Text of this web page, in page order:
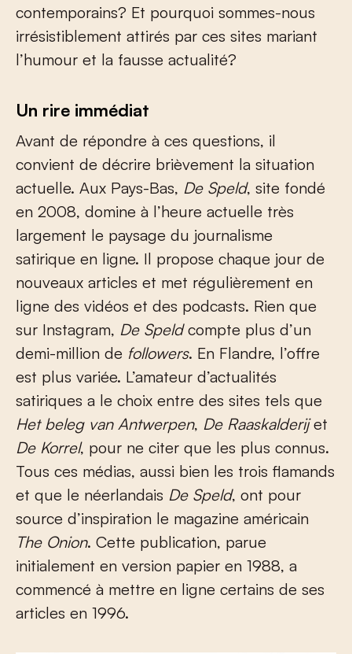
contemporains? Et pourquoi sommes-nous
irrésistiblement attirés par ces sites mariant
l’humour et la fausse actualité?
Un rire immédiat
Avant de répondre à ces questions, il
convient de décrire brièvement la situation
actuelle. Aux Pays-Bas, De Speld, site fondé
en 2008, domine à l’heure actuelle très
largement le paysage du journalisme
satirique en ligne. Il propose chaque jour de
nouveaux articles et met régulièrement en
ligne des vidéos et des podcasts. Rien que
sur Instagram, De Speldcompte plus d’un
demi-million de followers. En Flandre, l’offre
est plus variée. L’amateur d’actualités
satiriques a le choix entre des sites tels que
Het beleg van Antwerpen, De Raaskalderijet
De Korrel, pour ne citer que les plus connus.
Tous ces médias, aussi bien les trois flamands
et que le néerlandais De Speld, ont pour
source d’inspiration le magazine américain
The Onion. Cette publication, parue
initialement en version papier en 1988, a
commencé à mettre en ligne certains de ses
articles en 1996.